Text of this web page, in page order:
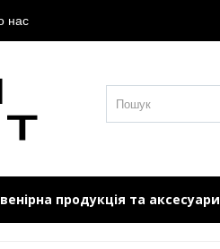
нас
продукція та аксесуари